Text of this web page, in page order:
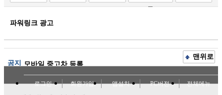
고
파워링크 광고
공지 모바일 중고차 등록
맨위로
로그인 회원가입 앱설치 PC버전 전체메뉴